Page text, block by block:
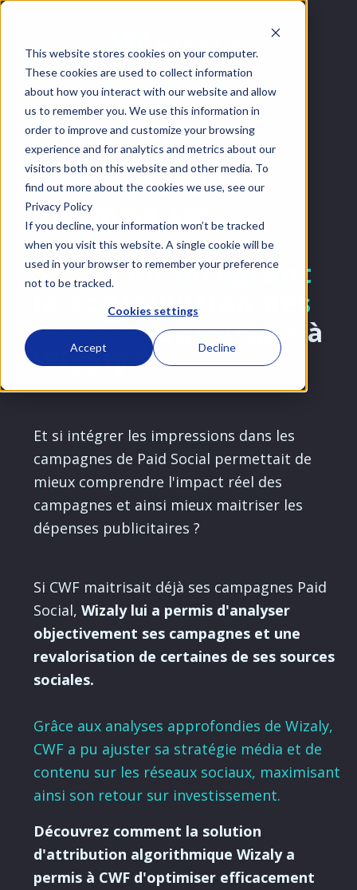
This website stores cookies on your computer.
These cookies are used to collect information
about how you interact with our website and allow
us to remember you. We use this information in
order to improve and customize your browsing
experience and for analytics and metrics about our
visitors both on this website and other media. To
find out more about the cookies we use, see our
Privacy Policy
If you decline, your information won’t be tracked
when you visit this website. A single cookie will be
used in your browser to remember your preference
not to be tracked.
Cookies settings
Accept Decline
Success Story
Comment CWF
optimise ses
campagnes Paid
Social enintégrant
la contribution des
impressionsgrâce à
Wizaly ?
Et si intégrer les impressions dans les
campagnes de Paid Social permettait de
mieux comprendre l'impact réel des
campagnes et ainsi mieux maitriser les
dépenses publicitaires ?
Si CWF maitrisait déjà ses campagnes Paid
Social, Wizaly lui a permis d'analyser
objectivement ses campagnes et une
revalorisation de certaines de ses sources
sociales.
Grâce aux analyses approfondies de Wizaly,
CWF a pu ajuster sa stratégie média et de
contenu sur les réseaux sociaux, maximisant
ainsi son retour sur investissement.
Découvrez comment la solution
d'attribution algorithmique Wizaly a
permis à CWF d'optimiser efficacement